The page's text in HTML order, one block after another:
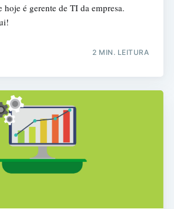
é gerente de TI da empresa.
2 MIN. LEITURA